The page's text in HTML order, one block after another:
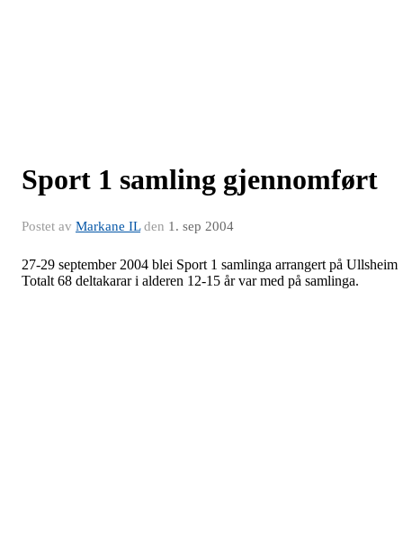
Sport 1 samling gjennomført
Postet av Markane ILden 1. sep 2004
27-29 september 2004 blei Sport 1 samlinga arrangert på Ullsheim
Totalt 68 deltakarar i alderen 12-15 år var med på samlinga.